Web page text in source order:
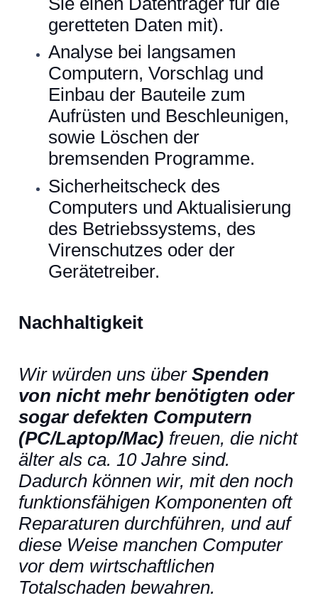
geretteten Daten mit).
Analyse bei langsamen
Computern, Vorschlag und
Einbau der Bauteile zum
Aufrüsten und Beschleunigen,
sowie Löschen der
bremsenden Programme.
Sicherheitscheck des
Computers und Aktualisierung
des Betriebssystems, des
Virenschutzes oder der
Gerätetreiber.
Nachhaltigkeit
Wir würden uns über Spenden
von nicht mehr benötigten oder
sogar defekten Computern
(PC/Laptop/Mac) freuen, die nicht
älter als ca. 10 Jahre sind.
Dadurch können wir, mit den noch
funktionsfähigen Komponenten oft
Reparaturen durchführen, und auf
diese Weise manchen Computer
vor dem wirtschaftlichen
Totalschaden bewahren.